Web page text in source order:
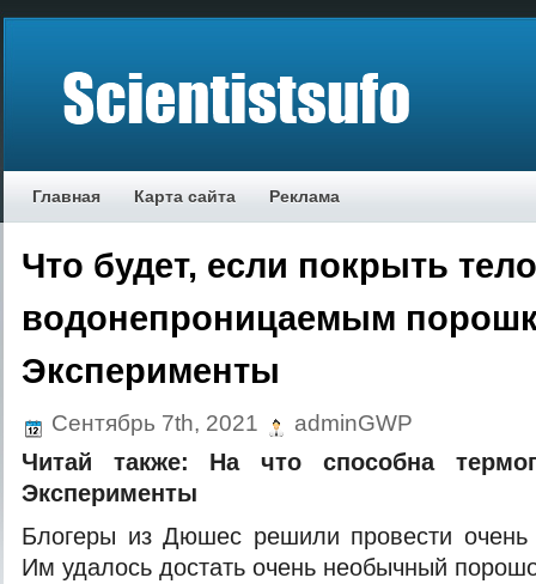
Главная Карта сайта Реклама
Что будет, если покрыть тело
водонепроницаемым
Эксперименты
Сентябрь 7th, 2021 adminGWP
Читай также: На что cпособна
Эксперименты
Блогеры из Дюшес решили провести очень
Им удалось достать очень необычный